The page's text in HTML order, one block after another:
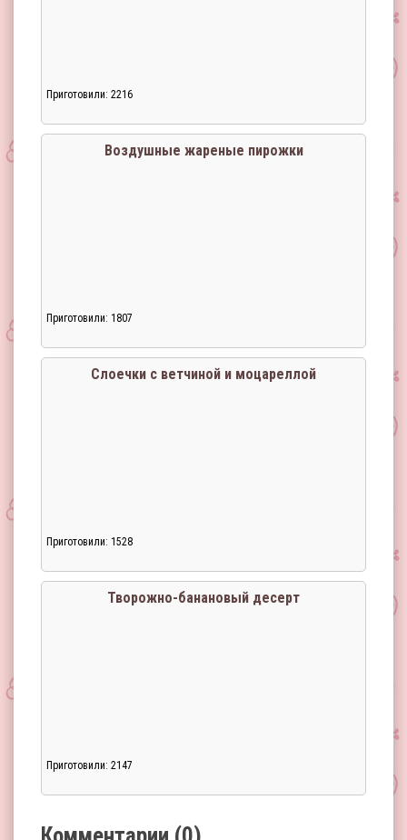
Приготовили: 2216
Воздушные жареные пирожки
Приготовили: 1807
Слоечки с ветчиной и моцареллой
Приготовили: 1528
Творожно-банановый десерт
Приготовили: 2147